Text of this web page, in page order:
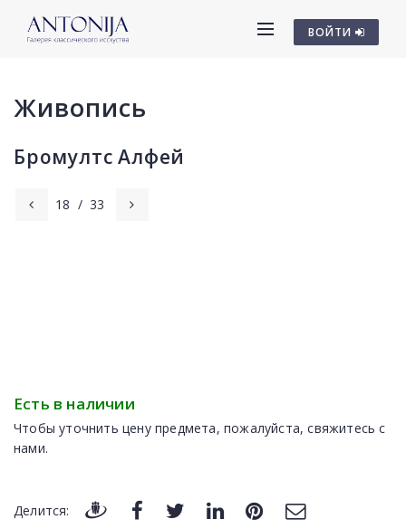
ВОЙТИ
Живопись
Бромултс Алфей
18 / 33
Есть в наличии
Чтобы уточнить цену предмета, пожалуйста, свяжитесь с
нами.
Делится: